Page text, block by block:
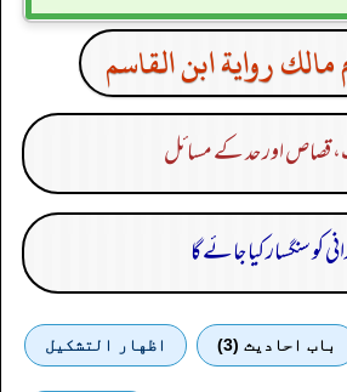
مالك رواية ابن القاسم
قصاص اور حد کے مسائل
کو سنگسار کیا جائے گا
باب احادیث (3) اظهار التشكيل